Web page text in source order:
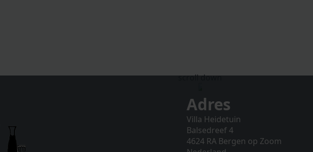
scroll down
Adres
Villa Heidetuin
Balsedreef 4
4624 RA Bergen op Zoom